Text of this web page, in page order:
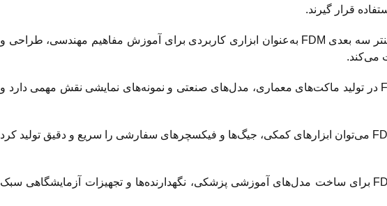
قرار گیرند.
در مراکز آموزشی و دانشگاه‌ها، پرینتر سه بعدی FDM به‌عنوان ابزاری کاربردی برای آموزش مفاهیم مهندسی، طراحی و
می‌کند.
پرینتر سه بعدی FDM در تولید ماکت‌های معماری، مدل‌های صنعتی و نمونه‌های نمایشی نقش مهمی دارد و
با کمک پرینتر سه بعدی FDM می‌توان ابزارهای کمکی، جیگ‌ها و فیکسچرهای سفارشی را سریع و دقیق تولید کرد
پرینتر سه بعدی FDM برای ساخت مدل‌های آموزشی پزشکی، نگهدارنده‌ها و تجهیزات آزمایشگاهی سبک